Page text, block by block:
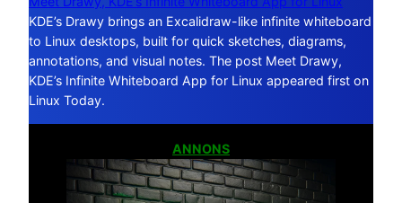
KDE’s Drawy brings an Excalidraw-like infinite whiteboard
to Linux desktops, built for quick sketches, diagrams,
annotations, and visual notes. The post Meet Drawy,
KDE’s Infinite Whiteboard App for Linux appeared first on
Linux Today.
ANNONS